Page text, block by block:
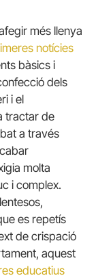
més llenya
notícies
bàsics i
dels
i el
tractar de
a través
molta
i complex.
es repetís
de crispació
aquest
educatius